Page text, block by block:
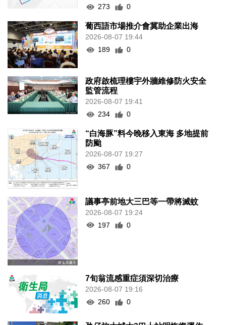
273
0
葡西語市場推介會冀助企業出海
2026-08-07 19:44
189
0
政府啟梳理樓宇外牆維修防火安全
監管流程
2026-08-07 19:41
234
0
“白海豚”料今晚移入東海 多地提前
防颱
2026-08-07 19:27
367
0
議事亭前地大三巴等一帶將滅蚊
2026-08-07 19:24
197
0
7旬翁流感重症須深切治療
2026-08-07 19:16
260
0